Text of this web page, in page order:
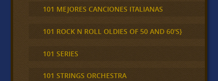
101 MEJORES CANCIONES ITALIANAS
101 ROCK N ROLL OLDIES OF 50 AND 60'S}
101 SERIES
101 STRINGS ORCHESTRA